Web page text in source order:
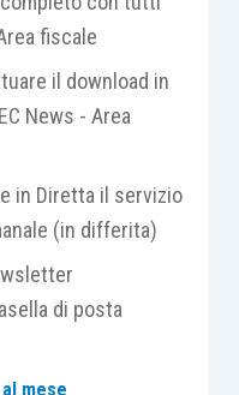
tipo:
di differenze
non è richiesto
in quanto tali
una prospettiva
successivi;
di differenze non
la rilevazione
o differite
fiscale
il download in
News - Area
in Diretta il servizio
(in differita)
di posta
al mese